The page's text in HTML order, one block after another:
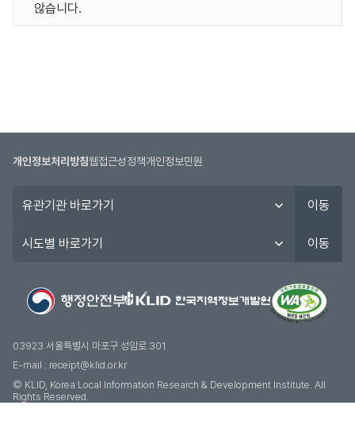
않습니다.
개인정보처리방침웹접근성정책개인정보민원
관
이동
도
기
이동
03923 서울특별시 마포구 성암로 301
E-mail : receipt@klid.or.kr
© KLID, Korea Local Information Research & Development Institute. AII
Rights Reserved.